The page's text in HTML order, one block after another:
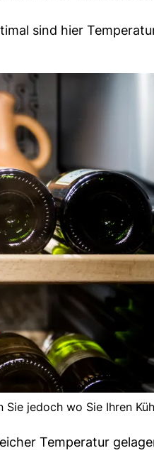
sind hier
jedoch wo Sie Ihren
Temperatur